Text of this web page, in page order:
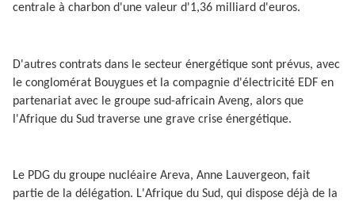
centrale à charbon d'une valeur d'1,36 milliard d'euros.
D'autres contrats dans le secteur énergétique sont prévus, avec
le conglomérat Bouygues et la compagnie d'électricité EDF en
partenariat avec le groupe sud-africain Aveng, alors que
l'Afrique du Sud traverse une grave crise énergétique.
Le PDG du groupe nucléaire Areva, Anne Lauvergeon, fait
partie de la délégation. L'Afrique du Sud, qui dispose déjà de la